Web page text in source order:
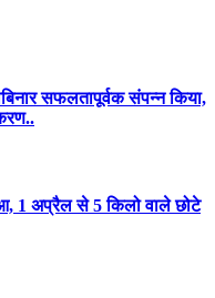
सफलतापूर्वक संपन्न किया,
1 अप्रैल से 5 किलो वाले छोटे